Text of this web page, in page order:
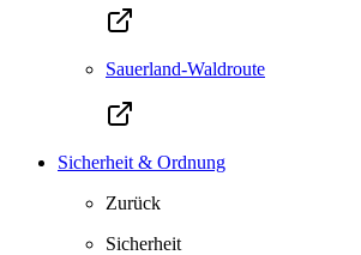
Sauerland-Waldroute
Sicherheit & Ordnung
Zurück
Sicherheit